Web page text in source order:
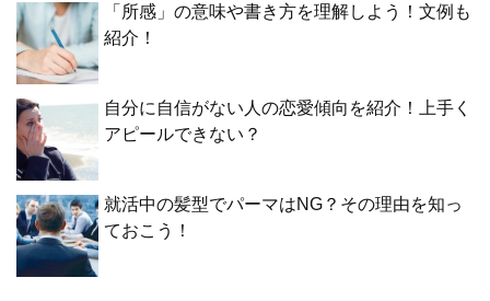
「所感」の意味や書き方を理解しよう！文例も
紹介！
自分に自信がない人の恋愛傾向を紹介！上手く
アピールできない？
就活中の髪型でパーマはNG？その理由を知っ
ておこう！